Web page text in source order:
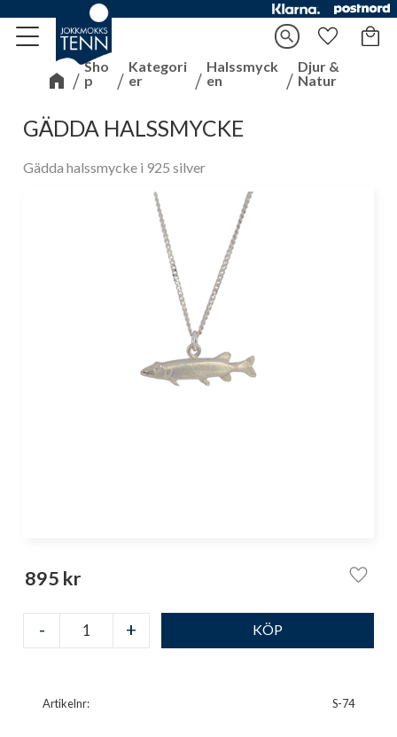
Meny search Favoriter
Sho
p
Kategori
er
Halssmyck
en
Djur &
Natur
GÄDDA HALSSMYCKE
Gädda halssmycke i 925 silver
895 kr
+
-
Lägg
Artikelnr S-74